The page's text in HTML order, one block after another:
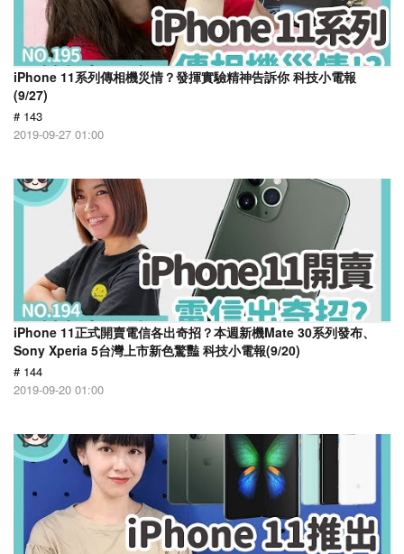
iPhone 11系列傳相機災情？發揮實驗精神告訴你 科技小電報
(9/27)
# 143
2019-09-27 01:00
iPhone 11正式開賣電信各出奇招？本週新機Mate 30系列發布、
Sony Xperia 5台灣上市新色驚豔 科技小電報(9/20)
# 144
2019-09-20 01:00